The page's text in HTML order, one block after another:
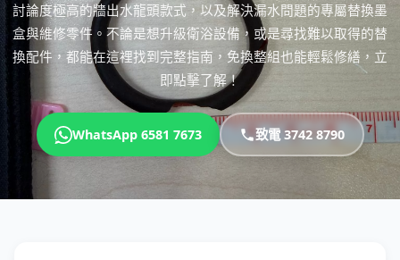
討論度極高的牆出水龍頭款式，以及解決漏水問題的專屬替換墨
盒與維修零件。不論是想升級衛浴設備，或是尋找難以取得的替
換配件，都能在這裡找到完整指南，免換整組也能輕鬆修繕，立
即點擊了解！
WhatsApp 6581 7673 致電 3742 8790